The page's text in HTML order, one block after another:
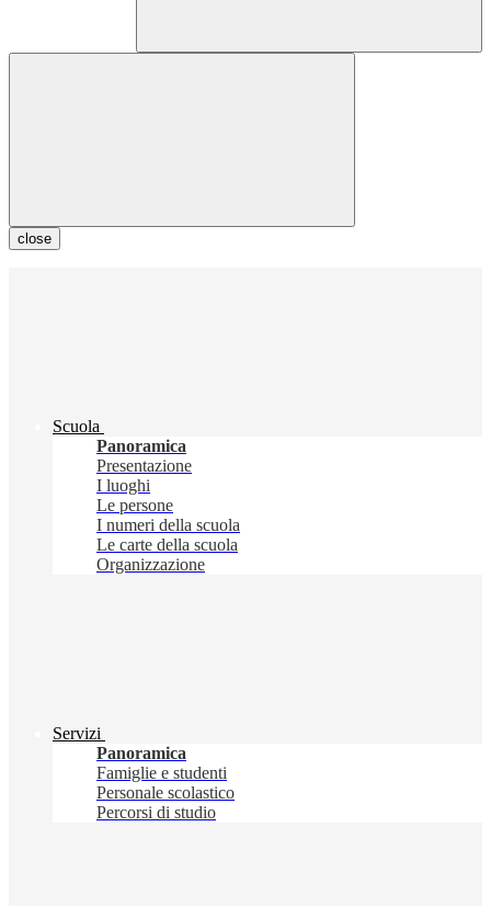
close
Scuola
Panoramica
Presentazione
I luoghi
Le persone
I numeri della scuola
Le carte della scuola
Organizzazione
Servizi
Panoramica
Famiglie e studenti
Personale scolastico
Percorsi di studio